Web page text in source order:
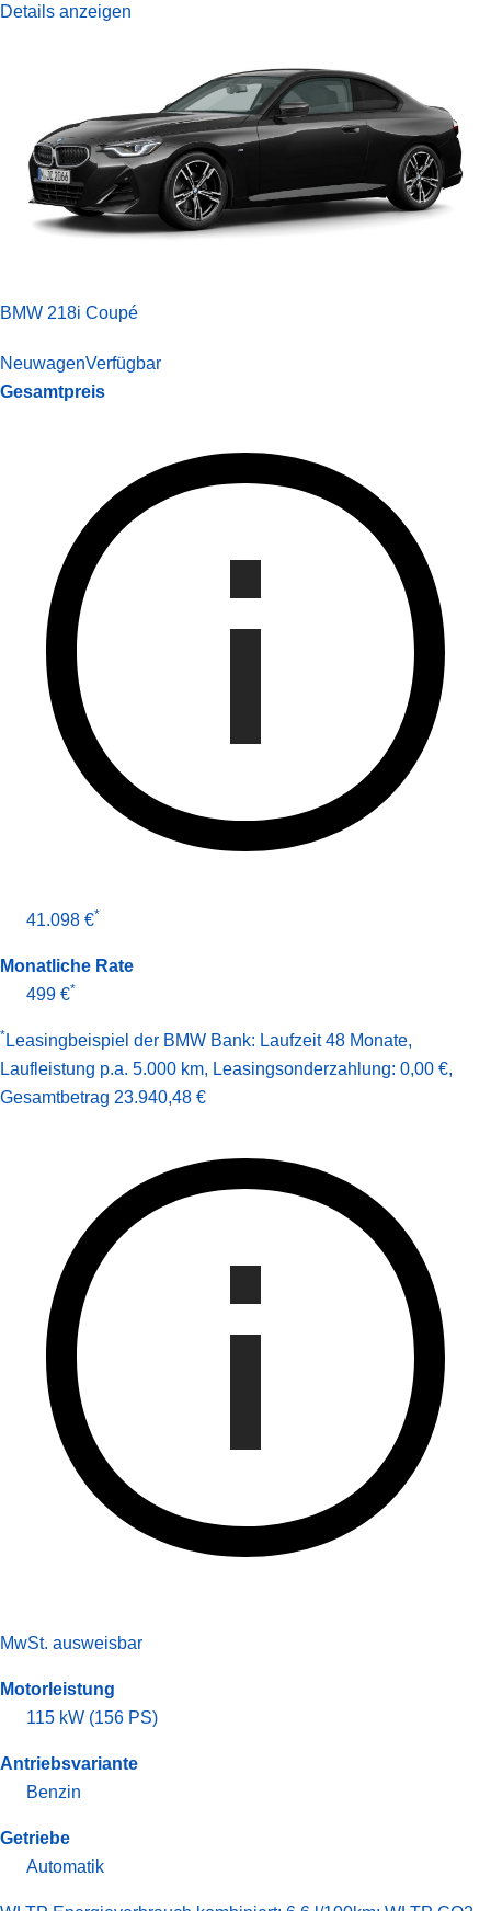
Details anzeigen
BMW 218i Coupé
NeuwagenVerfügbar
Gesamtpreis
41.098 €*
Monatliche Rate
499 €*
* Leasingbeispiel der BMW Bank: Laufzeit 48 Monate,
Laufleistung p.a. 5.000 km, Leasingsonderzahlung: 0,00 €,
Gesamt­betrag 23.940,48 €
MwSt. ausweisbar
Motorleistung
115 kW (156 PS)
Antriebsvariante
Benzin
Getriebe
Automatik